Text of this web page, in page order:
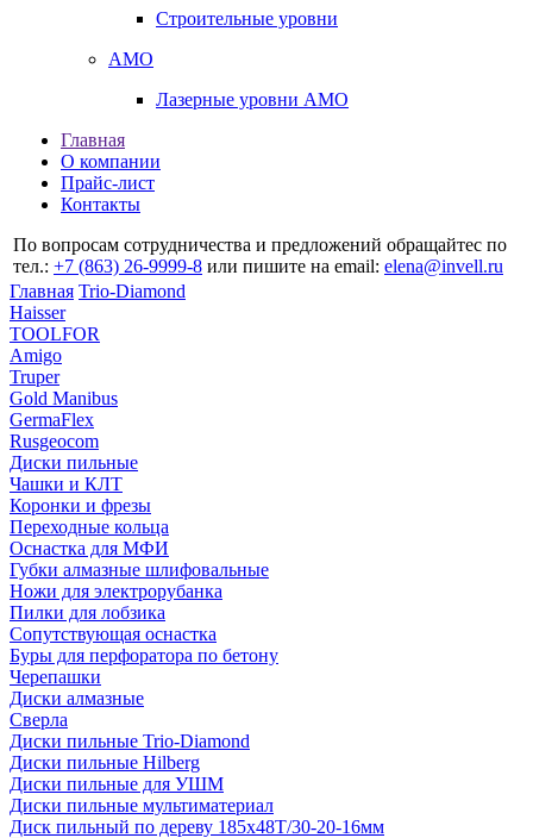
Строительные уровни
AMO
Лазерные уровни AMO
Главная
О компании
Прайс-лист
Контакты
По вопросам сотрудничества и предложений обращайтес по
тел.: +7 (863) 26‐9999‐8 или пишите на email: elena@invell.ru
Главная Trio-Diamond
Haisser
TOOLFOR
Amigo
Truper
Gold Manibus
GermaFlex
Rusgeocom
Диски пильные
Чашки и КЛТ
Коронки и фрезы
Переходные кольца
Оснастка для МФИ
Губки алмазные шлифовальные
Ножи для электрорубанка
Пилки для лобзика
Сопутствующая оснастка
Буры для перфоратора по бетону
Черепашки
Диски алмазные
Сверла
Диски пильные Trio-Diamond
Диски пильные Hilberg
Диски пильные для УШМ
Диски пильные мультиматериал
Диск пильный по дереву 185x48T/30-20-16мм